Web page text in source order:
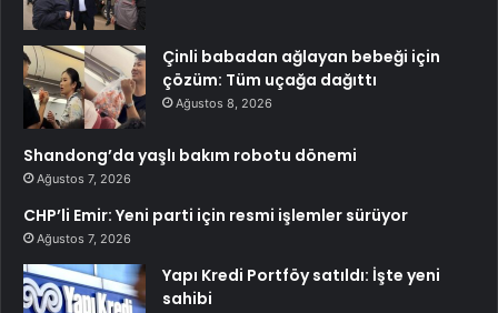
Çinli babadan ağlayan bebeği için
çözüm: Tüm uçağa dağıttı
Ağustos 8, 2026
Shandong’da yaşlı bakım robotu dönemi
Ağustos 7, 2026
CHP’li Emir: Yeni parti için resmi işlemler sürüyor
Ağustos 7, 2026
Yapı Kredi Portföy satıldı: İşte yeni
sahibi